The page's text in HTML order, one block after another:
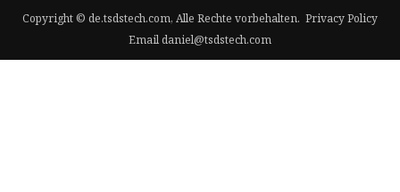
Copyright © de.tsdstech.com, Alle Rechte vorbehalten. Privacy Policy
Emaildaniel@tsdstech.com